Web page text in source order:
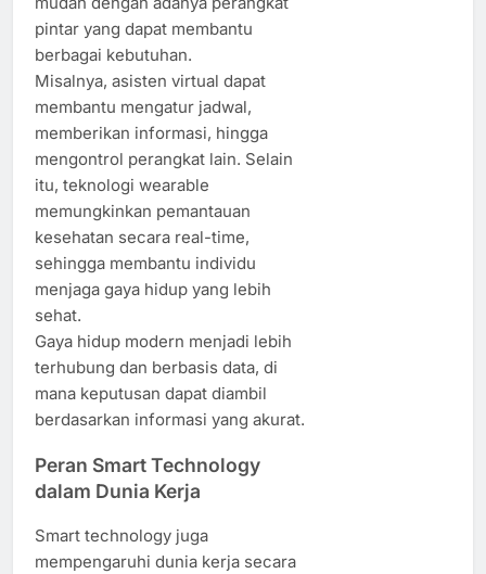
pintar yang dapat membantu
berbagai kebutuhan.
Misalnya, asisten virtual dapat
membantu mengatur jadwal,
memberikan informasi, hingga
mengontrol perangkat lain. Selain
itu, teknologi wearable
memungkinkan pemantauan
kesehatan secara real-time,
sehingga membantu individu
menjaga gaya hidup yang lebih
sehat.
Gaya hidup modern menjadi lebih
terhubung dan berbasis data, di
mana keputusan dapat diambil
berdasarkan informasi yang akurat.
Peran Smart Technology
dalam Dunia Kerja
Smart technology juga
mempengaruhi dunia kerja secara